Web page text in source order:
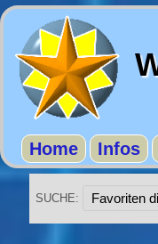
Home Infos
SUCHE: